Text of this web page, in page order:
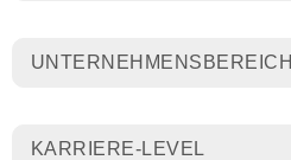
UNTERNEHMENSBEREICH
KARRIERE-LEVEL